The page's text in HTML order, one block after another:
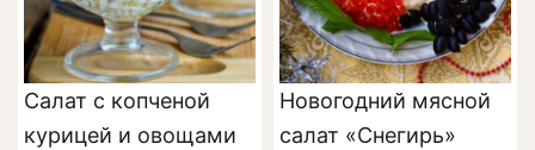
Салат с копченой
курицей и овощами
Новогодний мясной
салат «Снегирь»